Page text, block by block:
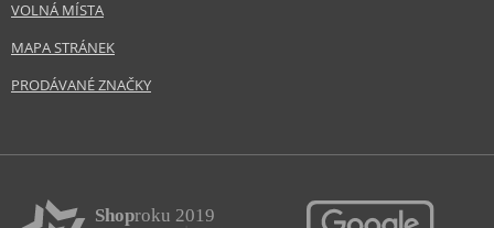
VOLNÁ MÍSTA
MAPA STRÁNEK
PRODÁVANÉ ZNAČKY